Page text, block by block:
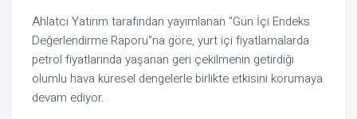
Ahlatcı Yatırım tarafından yayımlanan "Gün İçi Endeks
Değerlendirme Raporu"na göre, yurt içi fiyatlamalarda
petrol fiyatlarında yaşanan geri çekilmenin getirdiği
olumlu hava küresel dengelerle birlikte etkisini korumaya
devam ediyor.